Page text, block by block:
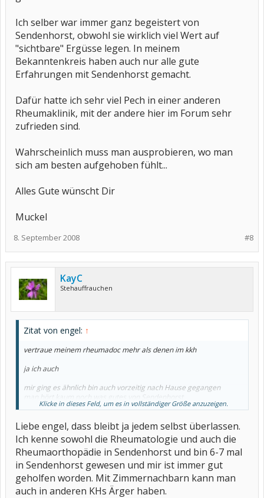
Ich selber war immer ganz begeistert von
Sendenhorst, obwohl sie wirklich viel Wert auf
"sichtbare" Ergüsse legen. In meinem
Bekanntenkreis haben auch nur alle gute
Erfahrungen mit Sendenhorst gemacht.
Dafür hatte ich sehr viel Pech in einer anderen
Rheumaklinik, mit der andere hier im Forum sehr
zufrieden sind.
Wahrscheinlich muss man ausprobieren, wo man
sich am besten aufgehoben fühlt...
Alles Gute wünscht Dir
Muckel
#8
8. September 2008
KayC
Stehauffrauchen
Zitat von engel: ↑
vertraue meinem rheumadoc mehr als denen im kkh
ja ich auch
mir ging es ähnlich bin auch vorzeitig nach Hause gegangen
man hört kaum noch was gutes von Sendenhorst
ich persönlich werde da nicht mehr hingehen
Klicke in dieses Feld, um es in vollständiger Größe anzuzeigen.
Liebe engel, dass bleibt ja jedem selbst überlassen.
Ich kenne sowohl die Rheumatologie und auch die
Rheumaorthopädie in Sendenhorst und bin 6-7 mal
in Sendenhorst gewesen und mir ist immer gut
geholfen worden. Mit Zimmernachbarn kann man
auch in anderen KHs Ärger haben.